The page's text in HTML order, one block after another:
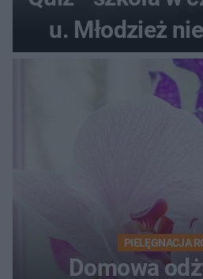
u. Młodzież
PIELĘGNACJA
Domowa